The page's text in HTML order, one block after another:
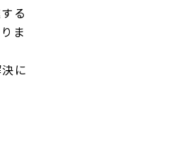
る
ま
に